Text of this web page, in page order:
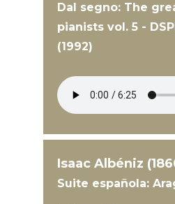
Dal segno: The
pianists vol. 5 -
(1992)
Isaac Albéniz
Suite española: